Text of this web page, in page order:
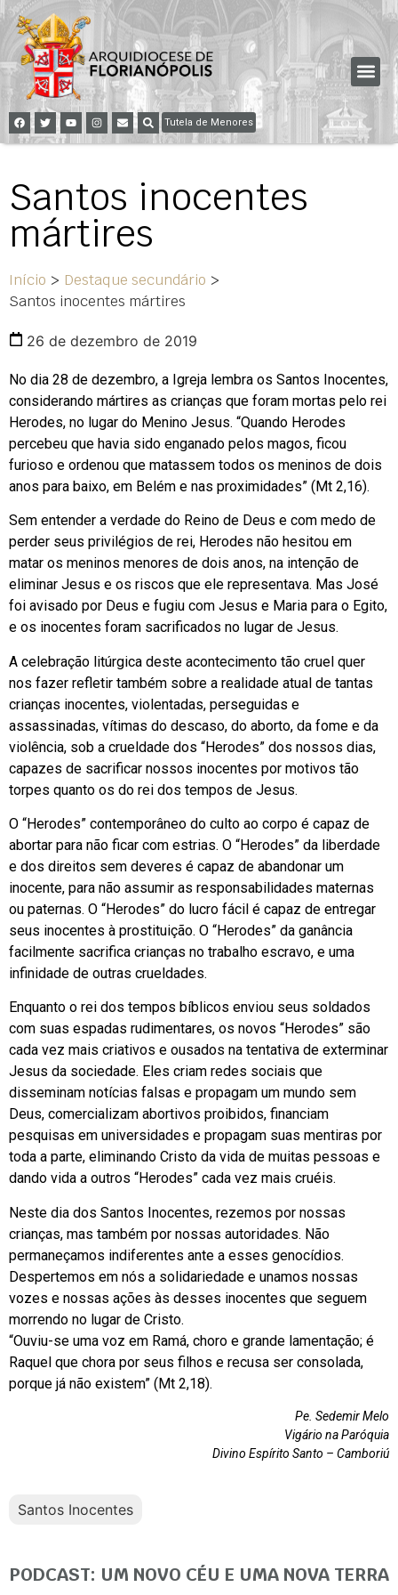
Tutela de Menores
Santos inocentes
mártires
Início > Destaque secundário >
Santos inocentes mártires
26 de dezembro de 2019
No dia 28 de dezembro, a Igreja lembra os Santos Inocentes,
considerando mártires as crianças que foram mortas pelo rei
Herodes, no lugar do Menino Jesus. “Quando Herodes
percebeu que havia sido enganado pelos magos, ficou
furioso e ordenou que matassem todos os meninos de dois
anos para baixo, em Belém e nas proximidades” (Mt 2,16).
Sem entender a verdade do Reino de Deus e com medo de
perder seus privilégios de rei, Herodes não hesitou em
matar os meninos menores de dois anos, na intenção de
eliminar Jesus e os riscos que ele representava. Mas José
foi avisado por Deus e fugiu com Jesus e Maria para o Egito,
e os inocentes foram sacrificados no lugar de Jesus.
A celebração litúrgica deste acontecimento tão cruel quer
nos fazer refletir também sobre a realidade atual de tantas
crianças inocentes, violentadas, perseguidas e
assassinadas, vítimas do descaso, do aborto, da fome e da
violência, sob a crueldade dos “Herodes” dos nossos dias,
capazes de sacrificar nossos inocentes por motivos tão
torpes quanto os do rei dos tempos de Jesus.
O “Herodes” contemporâneo do culto ao corpo é capaz de
abortar para não ficar com estrias. O “Herodes” da liberdade
e dos direitos sem deveres é capaz de abandonar um
inocente, para não assumir as responsabilidades maternas
ou paternas. O “Herodes” do lucro fácil é capaz de entregar
seus inocentes à prostituição. O “Herodes” da ganância
facilmente sacrifica crianças no trabalho escravo, e uma
infinidade de outras crueldades.
Enquanto o rei dos tempos bíblicos enviou seus soldados
com suas espadas rudimentares, os novos “Herodes” são
cada vez mais criativos e ousados na tentativa de exterminar
Jesus da sociedade. Eles criam redes sociais que
disseminam notícias falsas e propagam um mundo sem
Deus, comercializam abortivos proibidos, financiam
pesquisas em universidades e propagam suas mentiras por
toda a parte, eliminando Cristo da vida de muitas pessoas e
dando vida a outros “Herodes” cada vez mais cruéis.
Neste dia dos Santos Inocentes, rezemos por nossas
crianças, mas também por nossas autoridades. Não
permaneçamos indiferentes ante a esses genocídios.
Despertemos em nós a solidariedade e unamos nossas
vozes e nossas ações às desses inocentes que seguem
morrendo no lugar de Cristo.
“Ouviu-se uma voz em Ramá, choro e grande lamentação; é
Raquel que chora por seus filhos e recusa ser consolada,
porque já não existem” (Mt 2,18).
Pe. Sedemir Melo
Vigário na Paróquia
Divino Espírito Santo – Camboriú
Santos Inocentes
PODCAST: UM NOVO CÉU E UMA NOVA TERRA